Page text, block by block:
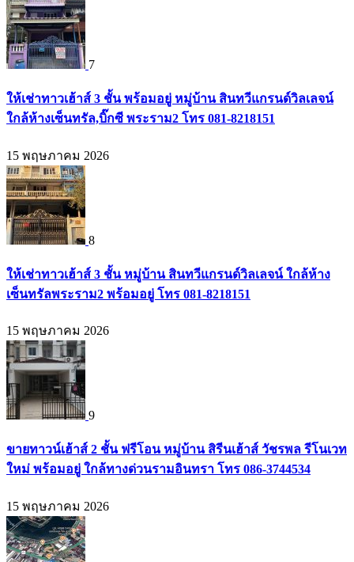
7
ให้เช่าทาวเฮ้าส์ 3 ชั้น พร้อมอยู่ หมู่บ้าน สินทวีแกรนด์วิลเลจน์
ใกล้ห้างเซ็นทรัล,บิ๊กซี พระราม2 โทร 081-8218151
15 พฤษภาคม 2026
8
ให้เช่าทาวเฮ้าส์ 3 ชั้น หมู่บ้าน สินทวีแกรนด์วิลเลจน์ ใกล้ห้าง
เซ็นทรัลพระราม2 พร้อมอยู่ โทร 081-8218151
15 พฤษภาคม 2026
9
ขายทาวน์เฮ้าส์ 2 ชั้น ฟรีโอน หมู่บ้าน สิรีนเฮ้าส์ วัชรพล รีโนเวท
ใหม่ พร้อมอยู่ ใกล้ทางด่วนรามอินทรา โทร 086-3744534
15 พฤษภาคม 2026